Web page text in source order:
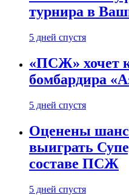
турнира в
5 дней спустя
«ПСЖ» хочет
бомбардира
5 дней спустя
Оценены
выиграть
составе ПСЖ
5 дней спустя